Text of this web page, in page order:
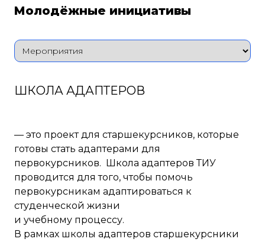
Молодёжные инициативы
ШКОЛА АДАПТЕРОВ
— это проект для старшекурсников, которые
готовы стать адаптерами для
первокурсников. Школа адаптеров ТИУ
проводится для того, чтобы помочь
первокурсникам адаптироваться к
студенческой жизни
и учебному процессу.
В рамках школы адаптеров старшекурсники